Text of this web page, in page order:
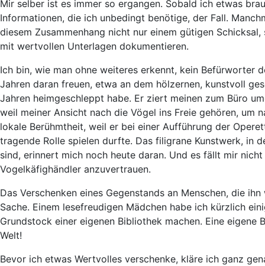
Mir selber ist es immer so ergangen. Sobald ich etwas
Informationen, die ich unbedingt benötige, der Fall.
diesem Zusammenhang nicht nur einem gütigen
mit wertvollen Unterlagen dokumentieren.
Ich bin, wie man ohne weiteres erkennt, kein Befürworter
Jahren daran freuen, etwa an dem hölzernen, kunstvoll
Jahren heimgeschleppt habe. Er ziert meinen zum Büro
weil meiner Ansicht nach die Vögel ins Freie gehören, um
lokale Berühmtheit, weil er bei einer Aufführung der
tragende Rolle spielen durfte. Das filigrane Kunstwerk, in
sind, erinnert mich noch heute daran. Und es fällt mir
Vogelkäfighändler anzuvertrauen.
Das Verschenken eines Gegenstands an Menschen, die
Sache. Einem lesefreudigen Mädchen habe ich kürzlich
Grundstock einer eigenen Bibliothek machen. Eine
Welt!
Bevor ich etwas Wertvolles verschenke, kläre ich ganz